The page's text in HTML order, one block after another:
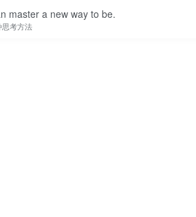
smile, and it smiles too.
笑它也吵你微笑